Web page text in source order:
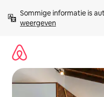
direct
naar
Sommige informatie is
weergeven